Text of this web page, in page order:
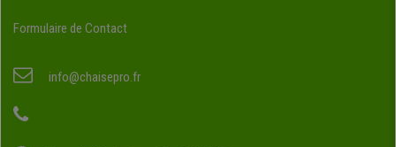
Formulaire de Contact
info@chaisepro.fr